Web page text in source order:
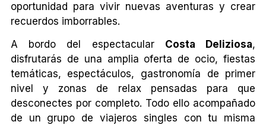
oportunidad para vivir nuevas aventuras y crear
recuerdos imborrables.
A bordo del espectacular Costa Deliziosa,
disfrutarás de una amplia oferta de ocio, fiestas
temáticas, espectáculos, gastronomía de primer
nivel y zonas de relax pensadas para que
desconectes por completo. Todo ello acompañado
de un grupo de viajeros singles con tu misma